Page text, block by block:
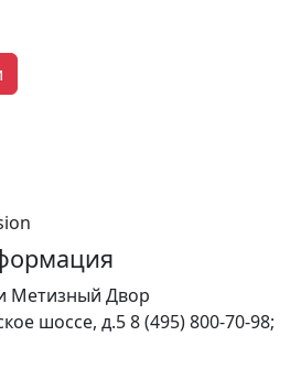
Метизный Двор
шоссе, д.58 (495) 800-70-98;